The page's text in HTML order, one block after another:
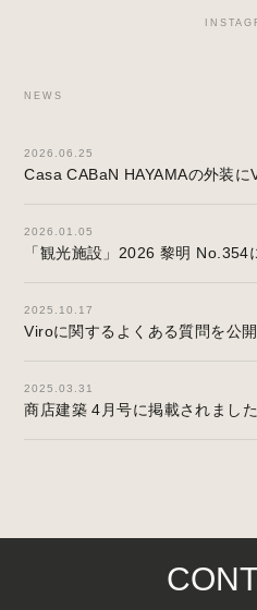
NEWS
2026.06.25
Casa CABaN HAYAMAの外装に
2026.01.05
「観光施設」2026 黎明 No.354
2025.10.17
Viroに関するよくある質問を公
2025.03.31
商店建築 4月号に掲載されました